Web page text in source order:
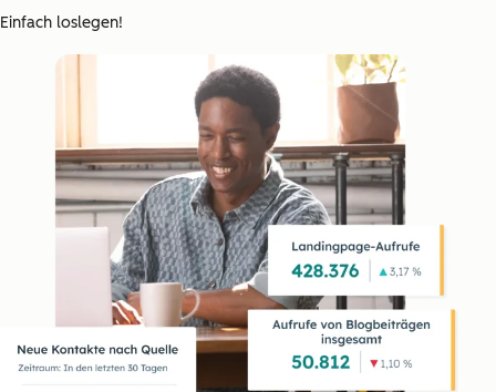
Einfach loslegen!